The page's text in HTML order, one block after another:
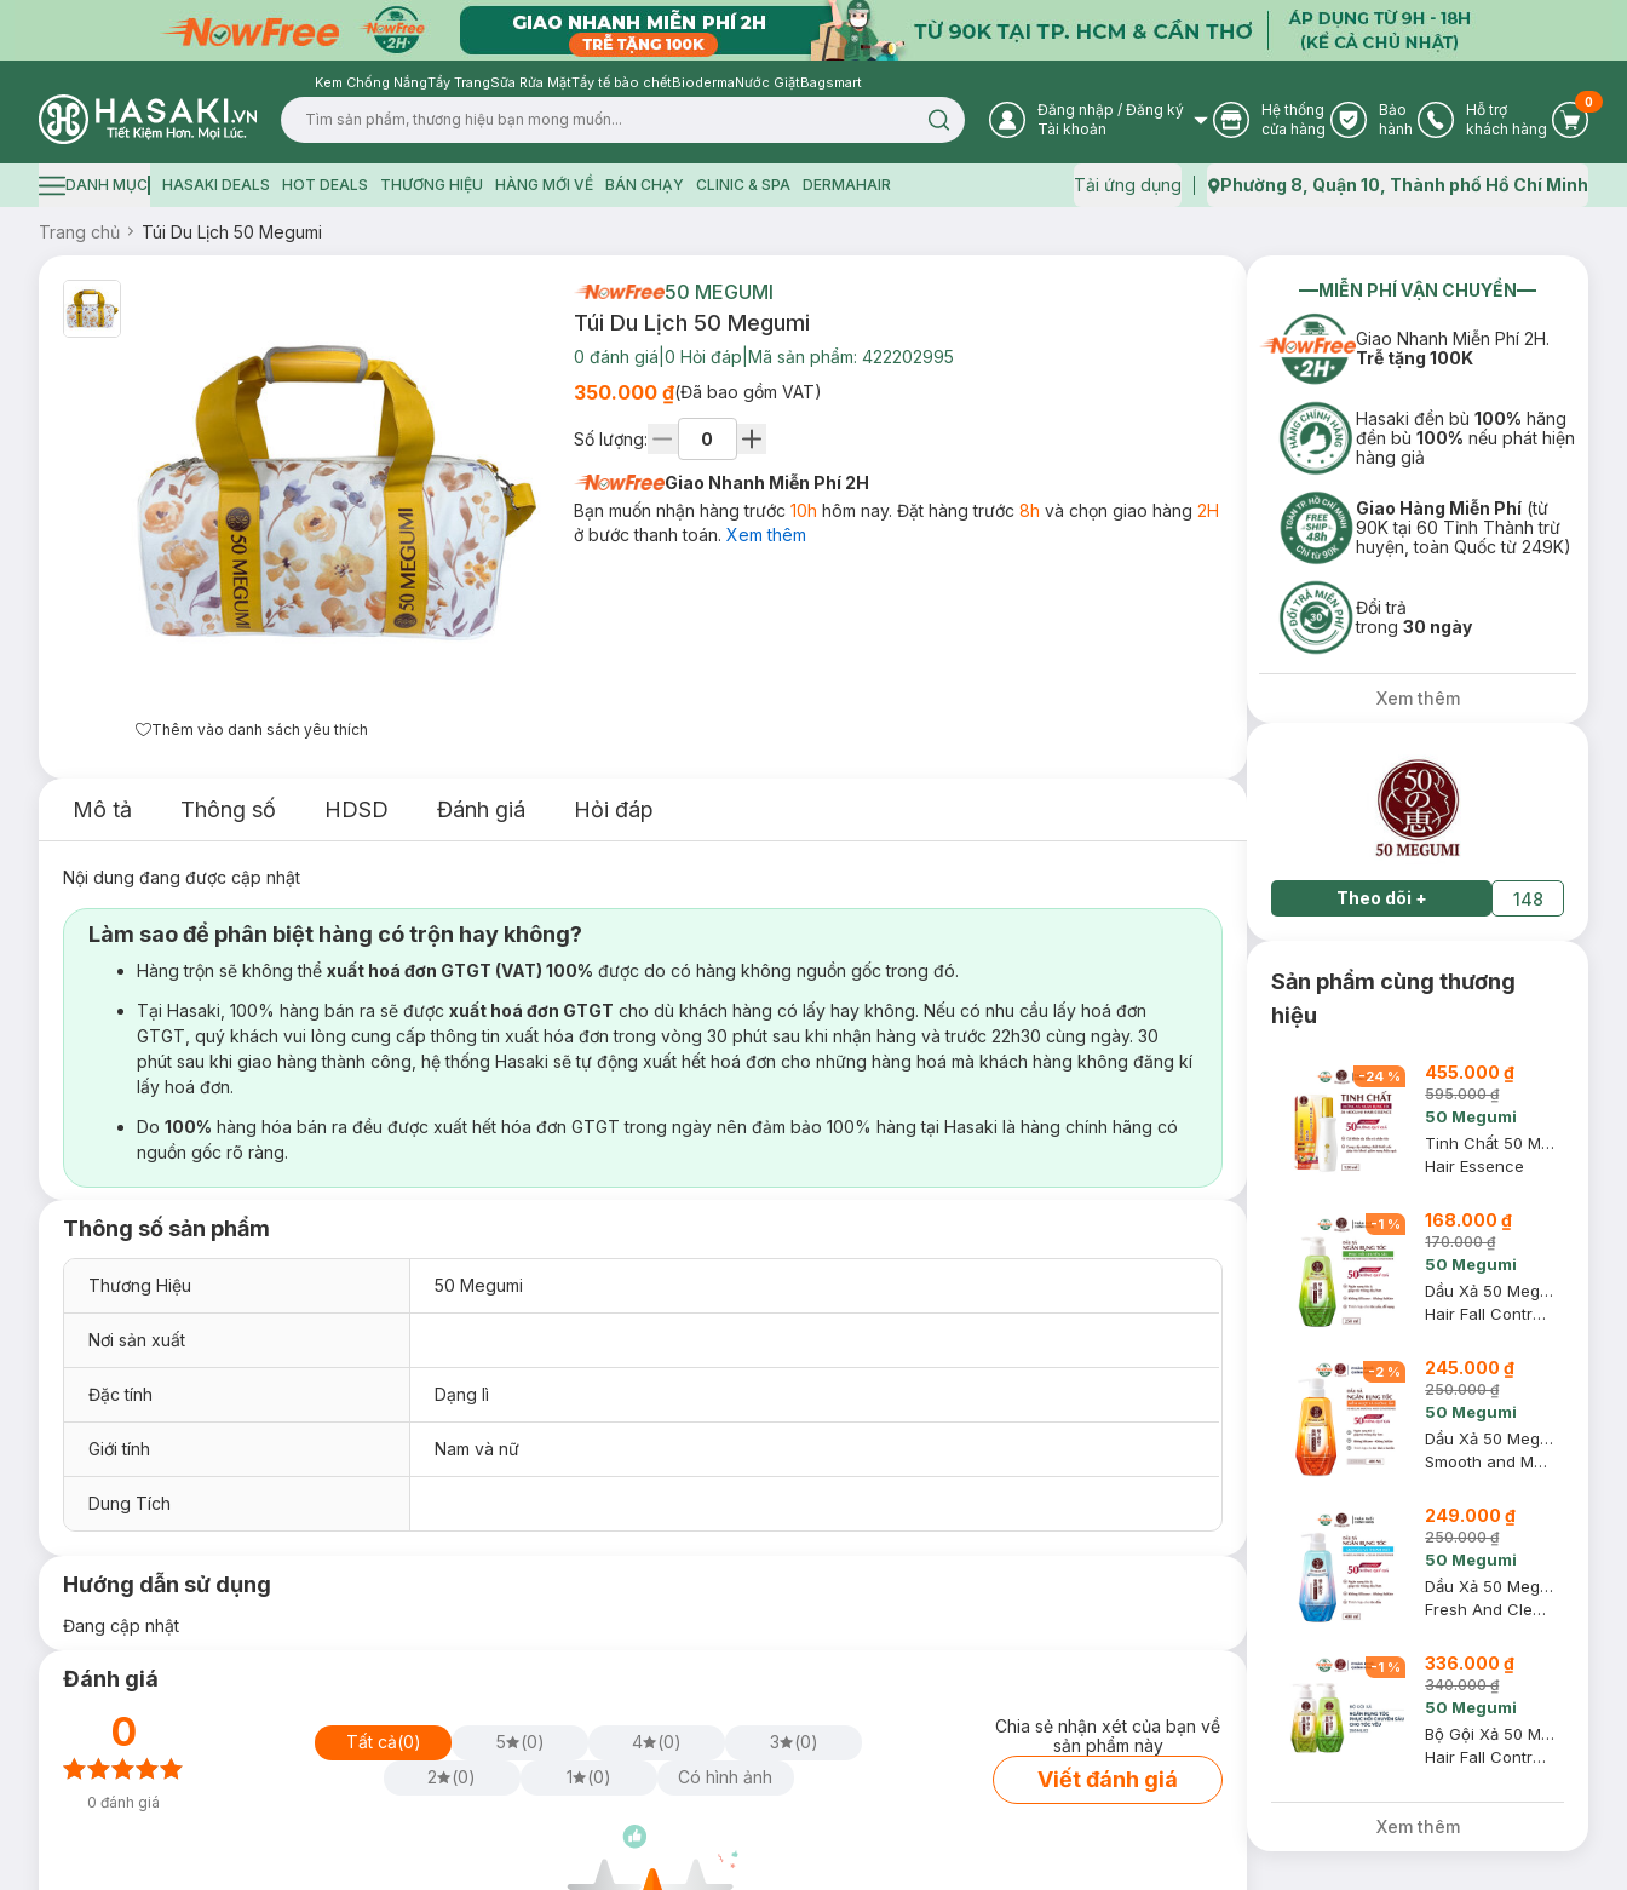
Kem Chống NắngTẩy TrangSữa Rửa MặtTẩy tế bào chếtBiodermaNước GiặtBagsmart
Logo
Search icon User Icon
Đăng nhập / Đăng ký
Tài khoản
Store Icon
Hệ thống
cửa hàng
Warranty Icon
Bảo
hành
Phone Icon
Hỗ trợ
khách hàng
Cart
0
Hamburger icon
DANH MỤC HASAKI DEALS HOT DEALS THƯƠNG HIỆU HÀNG MỚI VỀ BÁN CHẠY CLINIC & SPA DERMAHAIR Tải ứng dụng Map icon
Phường 8, Quận 10, Thành phố Hồ Chí Minh
Trang chủ Túi Du Lịch 50 Megumi
Thêm vào danh sách yêu thích
50 MEGUMI
Túi Du Lịch 50 Megumi
0 đánh giá 0 Hỏi đáp Mã sản phẩm: 422202995
350.000 ₫(Đã bao gồm VAT)
Số lượng:
Giao Nhanh Miễn Phí 2H
Bạn muốn nhận hàng trước 10h hôm nay. Đặt hàng trước 8h và chọn giao hàng 2H
ở bước thanh toán. Xem thêm
Mô tả Thông số HDSD Đánh giá Hỏi đáp
Nội dung đang được cập nhật
Làm sao để phân biệt hàng có trộn hay không?
Hàng trộn sẽ không thể xuất hoá đơn GTGT (VAT) 100% được do có hàng không nguồn gốc trong đó.
Tại Hasaki, 100% hàng bán ra sẽ được xuất hoá đơn GTGT cho dù khách hàng có lấy hay không. Nếu có nhu cầu lấy hoá đơn
GTGT, quý khách vui lòng cung cấp thông tin xuất hóa đơn trong vòng 30 phút sau khi nhận hàng và trước 22h30 cùng ngày. 30
phút sau khi giao hàng thành công, hệ thống Hasaki sẽ tự động xuất hết hoá đơn cho những hàng hoá mà khách hàng không đăng kí
lấy hoá đơn.
Do 100% hàng hóa bán ra đều được xuất hết hóa đơn GTGT trong ngày nên đảm bảo 100% hàng tại Hasaki là hàng chính hãng có
nguồn gốc rõ ràng.
Thông số sản phẩm
Thương Hiệu 50 Megumi
Nơi sản xuất
Đặc tính Dạng lì
Giới tính Nam và nữ
Dung Tích
Hướng dẫn sử dụng
Đang cập nhật
Đánh giá
0
0 đánh giá
Tất cả(0) 5 (0) 4 (0) 3 (0)
2
(0) 1 (0) Có hình ảnh
Chia sẻ nhận xét của bạn về
sản phẩm này
Viết đánh giá
MIỄN PHÍ VẬN CHUYỂN
Giao Nhanh Miễn Phí 2H.
Trễ tặng 100K
Hasaki đền bù100% hãng
đền bù100% nếu phát hiện
hàng giả
Giao Hàng Miễn Phí (từ
90K tại 60 Tỉnh Thành trừ
huyện, toàn Quốc từ 249K)
Đổi trả
trong30 ngày
Xem thêm
Theo dõi + 148
Sản phẩm cùng thương
hiệu
-24 % 455.000 ₫
595.000 ₫
50 Megumi
Tinh Chất 50 Megumi Dưỡng Và Ngăn Rụng Tóc 120ml
Hair Essence
-1 % 168.000 ₫
170.000 ₫
50 Megumi
Dầu Xả 50 Megumi Ngăn Rụng Tóc, Hỗ Trợ Phục Hồi 250ml
Hair Fall Control Conditioner
-2 % 245.000 ₫
250.000 ₫
50 Megumi
Dầu Xả 50 Megumi Suôn Mềm & Ẩm Mượt Tóc 400ml
Smooth and Moist Conditioner
249.000 ₫
250.000 ₫
50 Megumi
Dầu Xả 50 Megumi Ngăn Rụng Tóc, Sạch Sâu & Thanh Mát 400ml
Fresh And Clean Conditioner
-1 % 336.000 ₫
340.000 ₫
50 Megumi
Bộ Gội Xả 50 Megumi Ngăn Rụng Tóc Cho Tóc Yếu 250ml/Chai
Hair Fall Control Shampoo & Conditioner
Xem thêm